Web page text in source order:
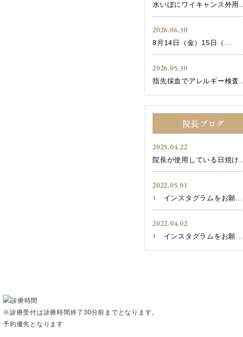
水いぼにワイキャンス外用...
2026.06.30
8月14日（金）15日（...
2026.05.30
指先採血でアレルギー検査...
院長ブログ
2025.04.22
院長が使用している日焼け...
2022.05.01
↑ インスタグラムをお願...
2022.04.02
↑ インスタグラムをお願...
※診療受付は診療時間終了30分前までとなります。
予約優先となります